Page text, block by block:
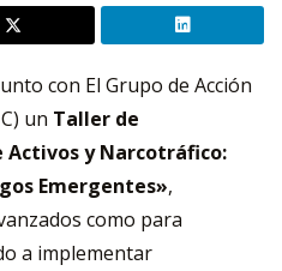
con El Grupo de Acción
un Taller de
Activos y Narcotráfico:
Emergentes»,
como para
a implementar